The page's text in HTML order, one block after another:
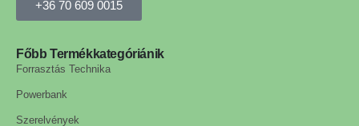
+36 70 609 0015
Főbb Termékkategóriánik
Forrasztás Technika
Powerbank
Szerelvények